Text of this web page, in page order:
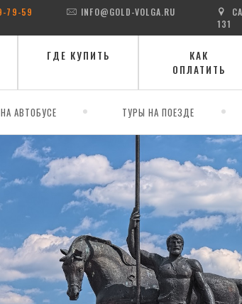
79-59 INFO@GOLD-VOLGA.RU
131
ГДЕ КУПИТЬ
КАК
ОПЛАТИТЬ
АВТОБУСЕ ТУРЫ НА ПОЕЗДЕ